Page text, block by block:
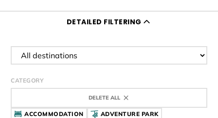
DETAILED FILTERING
Filter destination
CATEGORY
DELETE ALL
ACCOMMODATION
ADVENTURE PARK